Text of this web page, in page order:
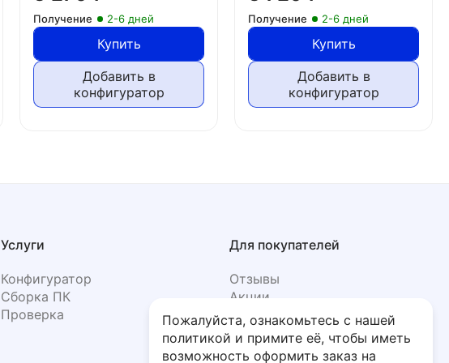
Получение 2-6 дней
Купить
Добавить в
конфигуратор
Получение 2-6 дней
Купить
Добавить в
конфигуратор
Услуги
Конфигуратор
Сборка ПК
Проверка
Для покупателей
Отзывы
Акции
Фото
Пожалуйста, ознакомьтесь с нашей
политикой и примите её, чтобы иметь
возможность оформить заказ на